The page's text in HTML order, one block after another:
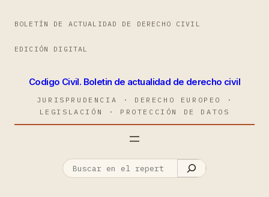
BOLETÍN DE ACTUALIDAD DE DERECHO CIVIL
EDICIÓN DIGITAL
Codigo Civil. Boletin de actualidad de derecho civil
JURISPRUDENCIA · DERECHO EUROPEO ·
LEGISLACIÓN · PROTECCIÓN DE DATOS